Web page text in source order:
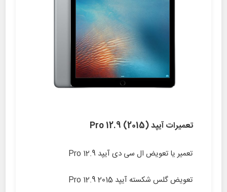
تعمیرات آیپد (Pro 12.9 (2015
تعمیر یا تعویض ال سی دی آیپد Pro 12.9
تعویض گلس شکسته آیپد Pro 12.9 2015